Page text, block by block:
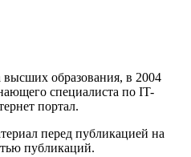
образования, в 2004
специалиста по IT-
портал.
перед публикацией на
публикаций.